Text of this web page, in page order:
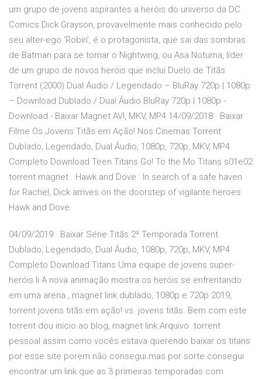
um grupo de jovens aspirantes a heróis do universo da DC
Comics.Dick Grayson, provavelmente mais conhecido pelo
seu alter-ego ‘Robin’, é o protagonista, que sai das sombras
de Batman para se tornar o Nightwing, ou Asa Noturna, líder
de um grupo de novos heróis que inclui Duelo de Titãs
Torrent (2000) Dual Áudio / Legendado – BluRay 720p | 1080p
– Download Dublado / Dual Áudio BluRay 720p | 1080p -
Download - Baixar Magnet AVI, MKV, MP4 14/09/2018 · Baixar
Filme Os Jovens Titãs em Ação! Nos Cinemas Torrent
Dublado, Legendado, Dual Áudio, 1080p, 720p, MKV, MP4
Completo Download Teen Titans Go! To the Mo Titans s01e02
torrent magnet . Hawk and Dove : In search of a safe haven
for Rachel, Dick arrives on the doorstep of vigilante heroes
Hawk and Dove.
04/09/2019 · Baixar Série Titãs 2ª Temporada Torrent
Dublado, Legendado, Dual Áudio, 1080p, 720p, MKV, MP4
Completo Download Titans Uma equipe de jovens super-
heróis li A nova animação mostra os heróis se enfrentando
em uma arena , magnet link dublado, 1080p e 720p 2019,
torrent jovens titãs em ação! vs. jovens titãs. Bem com este
torrent dou inicio ao blog, magnet link Arquivo .torrent
pessoal assim como vocês estava querendo baixar os titans
por esse site porem não consegui.mas por sorte consegui
encontrar um link que as 3 primeiras temporadas com